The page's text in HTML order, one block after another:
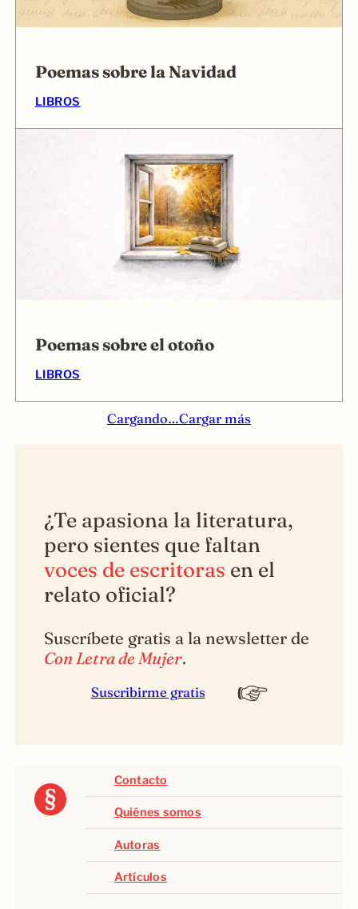
Poemas sobre la Navidad
LIBROS
Poemas sobre el otoño
LIBROS
Cargando…Cargar más
¿Te apasiona la literatura,
pero sientes que faltan
voces de escritoras en el
relato oficial?
Suscríbete gratis a la newsletter de
Con Letra de Mujer.
Suscribirme gratis
Contacto
Quiénes somos
Autoras
Artículos